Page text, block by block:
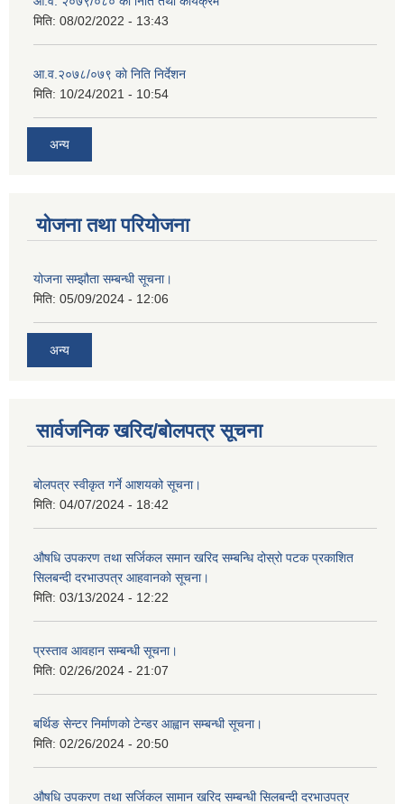
मिति: 08/02/2022 - 13:43
आ.व.२०७८/०७९ काे निति निर्देशन
मिति: 10/24/2021 - 10:54
अन्य
योजना तथा परियोजना
योजना सम्झौता सम्बन्धी सूचना।
मिति: 05/09/2024 - 12:06
अन्य
सार्वजनिक खरिद/बोलपत्र सूचना
बोलपत्र स्वीकृत गर्ने आशयको सूचना।
मिति: 04/07/2024 - 18:42
औषधि उपकरण तथा सर्जिकल समान खरिद सम्बन्धि दोस्रो पटक प्रकाशित
सिलबन्दी दरभाउपत्र आहवानको सूचना।
मिति: 03/13/2024 - 12:22
प्रस्ताव आवहान सम्बन्धी सूचना।
मिति: 02/26/2024 - 21:07
बर्थिङ सेन्टर निर्माणको टेन्डर आह्वान सम्बन्धी सूचना।
मिति: 02/26/2024 - 20:50
औषधि उपकरण तथा सर्जिकल सामान खरिद सम्बन्धी सिलबन्दी दरभाउपत्र